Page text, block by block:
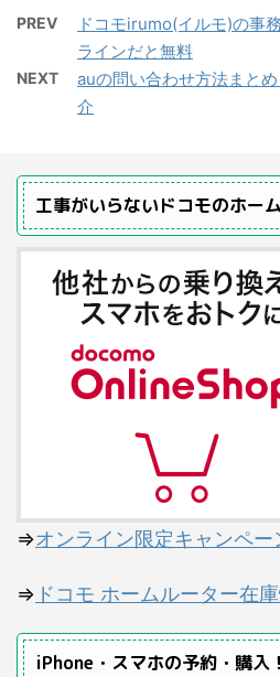
PREV
ドコモirumo(イルモ)の事
ラインだと無料
NEXT
auの問い合わせ方法まと
介
工事がいらないドコモのホー
⇒オンライン限定キャンペー
⇒ ドコモ ホームルーター在
iPhone・スマホの予約・購入！